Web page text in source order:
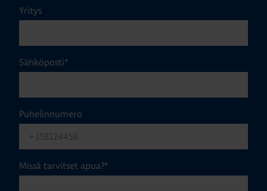
Yritys
Sähköposti*
Puhelinnumero
Missä tarvitset apua?*